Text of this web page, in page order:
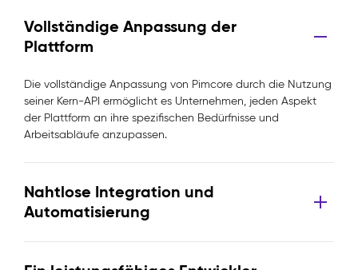
Vollständige Anpassung der
Plattform
Die vollständige Anpassung von Pimcore durch die Nutzung
seiner Kern-API ermöglicht es Unternehmen, jeden Aspekt
der Plattform an ihre spezifischen Bedürfnisse und
Arbeitsabläufe anzupassen.
Nahtlose Integration und
Automatisierung